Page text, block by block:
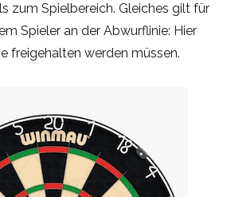
zum Spielbereich. Gleiches gilt für
Spieler an der Abwurflinie: Hier
freigehalten werden müssen.